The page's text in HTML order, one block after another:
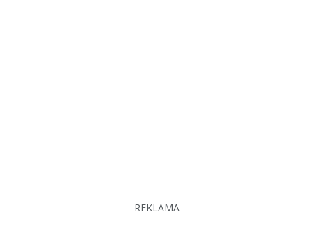
REKLAMA